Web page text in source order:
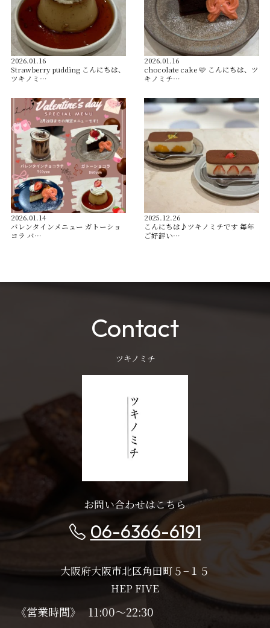
2026.01.16
Strawberry pudding こんにちは、
ツキノミ…
2026.01.16
chocolate cake 🩷 こんにちは、ツ
キノミチ…
2026.01.14
バレンタインメニュー ガトーショ
コラ バ…
2025.12.26
こんにちは♪ツキノミチです️ 毎年
ご好評い…
Contact
ツキノミチ
お問い合わせはこちら
06-6366-6191
大阪府大阪市北区角田町５−１５
HEP FIVE
《営業時間》 11:00～22:30